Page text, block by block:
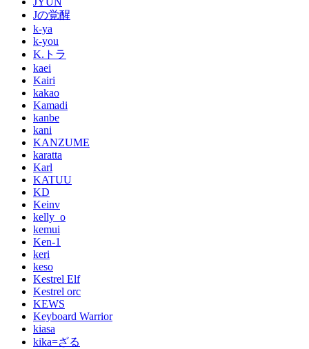
Jの覚醒
k-ya
k-you
K.トラ
kaei
Kairi
kakao
Kamadi
kanbe
kani
KANZUME
karatta
Karl
KATUU
KD
Keinv
kelly_o
kemui
Ken-1
keri
keso
Kestrel Elf
Kestrel orc
KEWS
Keyboard Warrior
kiasa
kika=ざる